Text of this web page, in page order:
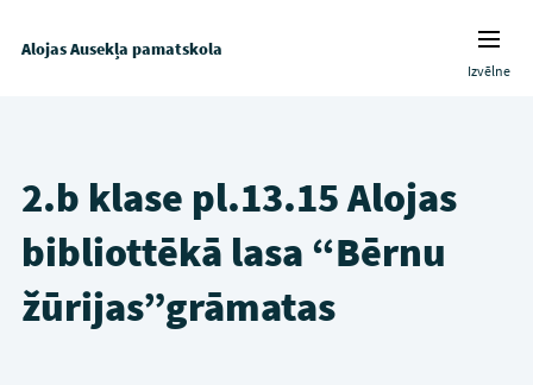
Alojas Ausekļa pamatskola
Izvēlne
2.b klase pl.13.15 Alojas
bibliottēkā lasa “Bērnu
žūrijas”grāmatas